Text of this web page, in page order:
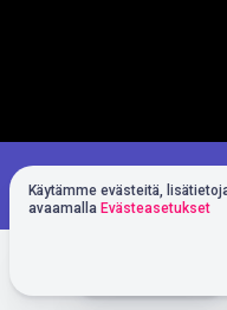
pelaaminen on paljon
Käytämme evästeitä,
avaamalla Evästeasetukset